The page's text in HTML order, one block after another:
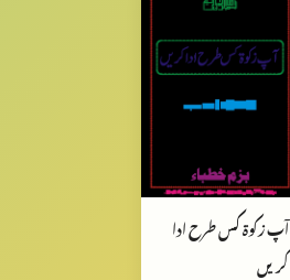
آپ زکوۃ کس طرح ادا
کریں